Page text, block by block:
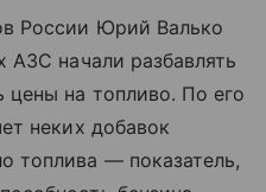
России Юрий Валько
АЗС начали разбавлять
цены на топливо. По его
неких добавок
топлива — показатель,